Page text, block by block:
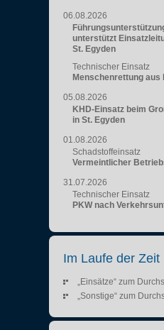
06.08.2026
unterstützt
St. Egyden
Technischer Einsatz
Menschenrettung aus
05.08.2026
KHD-Einsatz beim
in St. Egyden
01.08.2026
Schadstoffeinsatz
Vermeintlicher
31.07.2026
Technischer Einsatz
PKW nach
Im Laufe der Zeit
„Einsätze“ zum
„Sonstige“ zum